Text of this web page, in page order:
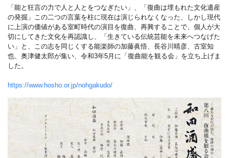
「能と狂言の力で人と人とをつなぎたい」、「復曲は埋もれた文化遺産
の発掘」この二つの言葉を柱に現在は演じられなくなった、しかし現代
に上演の価値がある室町時代の演目を復曲、再興することで、個人が大
切にしてきた文化を再認識し、「生きている伝統芸能を未来へつなげた
い」と、この志を同じくする能楽師の加藤眞悟、長谷川晴彦、古室知
也、奥津健太郎が集い、令和3年5月に「復曲能を観る会」を立ち上げま
した。
https://www.hosho.or.jp/nohgakudo/